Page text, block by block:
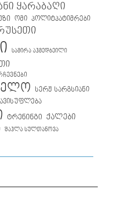
ყარაბაღი
ომი პოლიტპატიმრები
სამირა აჰმედბეილი
სერჟ სარგსიანი
ტრენინგი ქალები
შაჰლა სულთანოვა